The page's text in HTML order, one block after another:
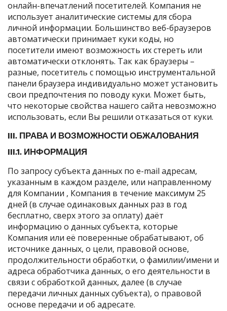
онлайн-впечатлений посетителей. Компания не
использует аналитические системы для сбора
личной информации. Большинство веб-браузеров
автоматически принимает куки коды, но
посетители имеют возможность их стереть или
автоматически отклонять. Так как браузеры –
разные, посетитель с помощью инструментальной
панели браузера индивидуально может установить
свои предпочтения по поводу куки. Может быть,
что некоторые свойства нашего сайта невозможно
использовать, если Вы решили отказаться от куки.
III. ПРАВА И ВОЗМОЖНОСТИ ОБЖАЛОВАНИЯ
III.1. ИНФОРМАЦИЯ
По запросу субъекта данных по e-mail адресам,
указанным в каждом разделе, или направленному
для Компании , Компания в течение максимум 25
дней (в случае одинаковых данных раз в год
бесплатно, сверх этого за оплату) даёт
информацию о данных субъекта, которые
Компания или её поверенные обрабатывают, об
источнике данных, о цели, правовой основе,
продолжительности обработки, о фамилии/имени и
адреса обработчика данных, о его деятельности в
связи с обработкой данных, далее (в случае
передачи личных данных субъекта), о правовой
основе передачи и об адресате.